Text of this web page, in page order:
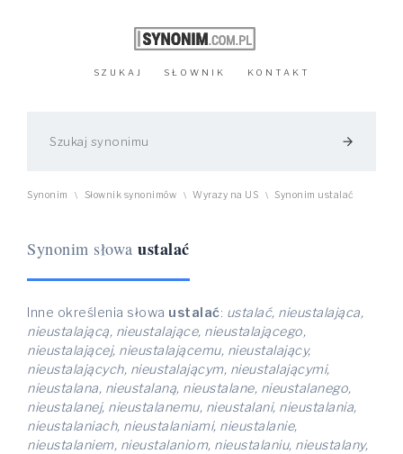
SZUKAJ SŁOWNIK KONTAKT
arrow_forward
Synonim \ Słownik synonimów \ Wyrazy na US \ Synonim ustalać
Synonim słowa ustalać
Inne określenia słowa ustalać: ustalać, nieustalająca,
nieustalającą, nieustalające, nieustalającego,
nieustalającej, nieustalającemu, nieustalający,
nieustalających, nieustalającym, nieustalającymi,
nieustalana, nieustalaną, nieustalane, nieustalanego,
nieustalanej, nieustalanemu, nieustalani, nieustalania,
nieustalaniach, nieustalaniami, nieustalanie,
nieustalaniem, nieustalaniom, nieustalaniu, nieustalany,